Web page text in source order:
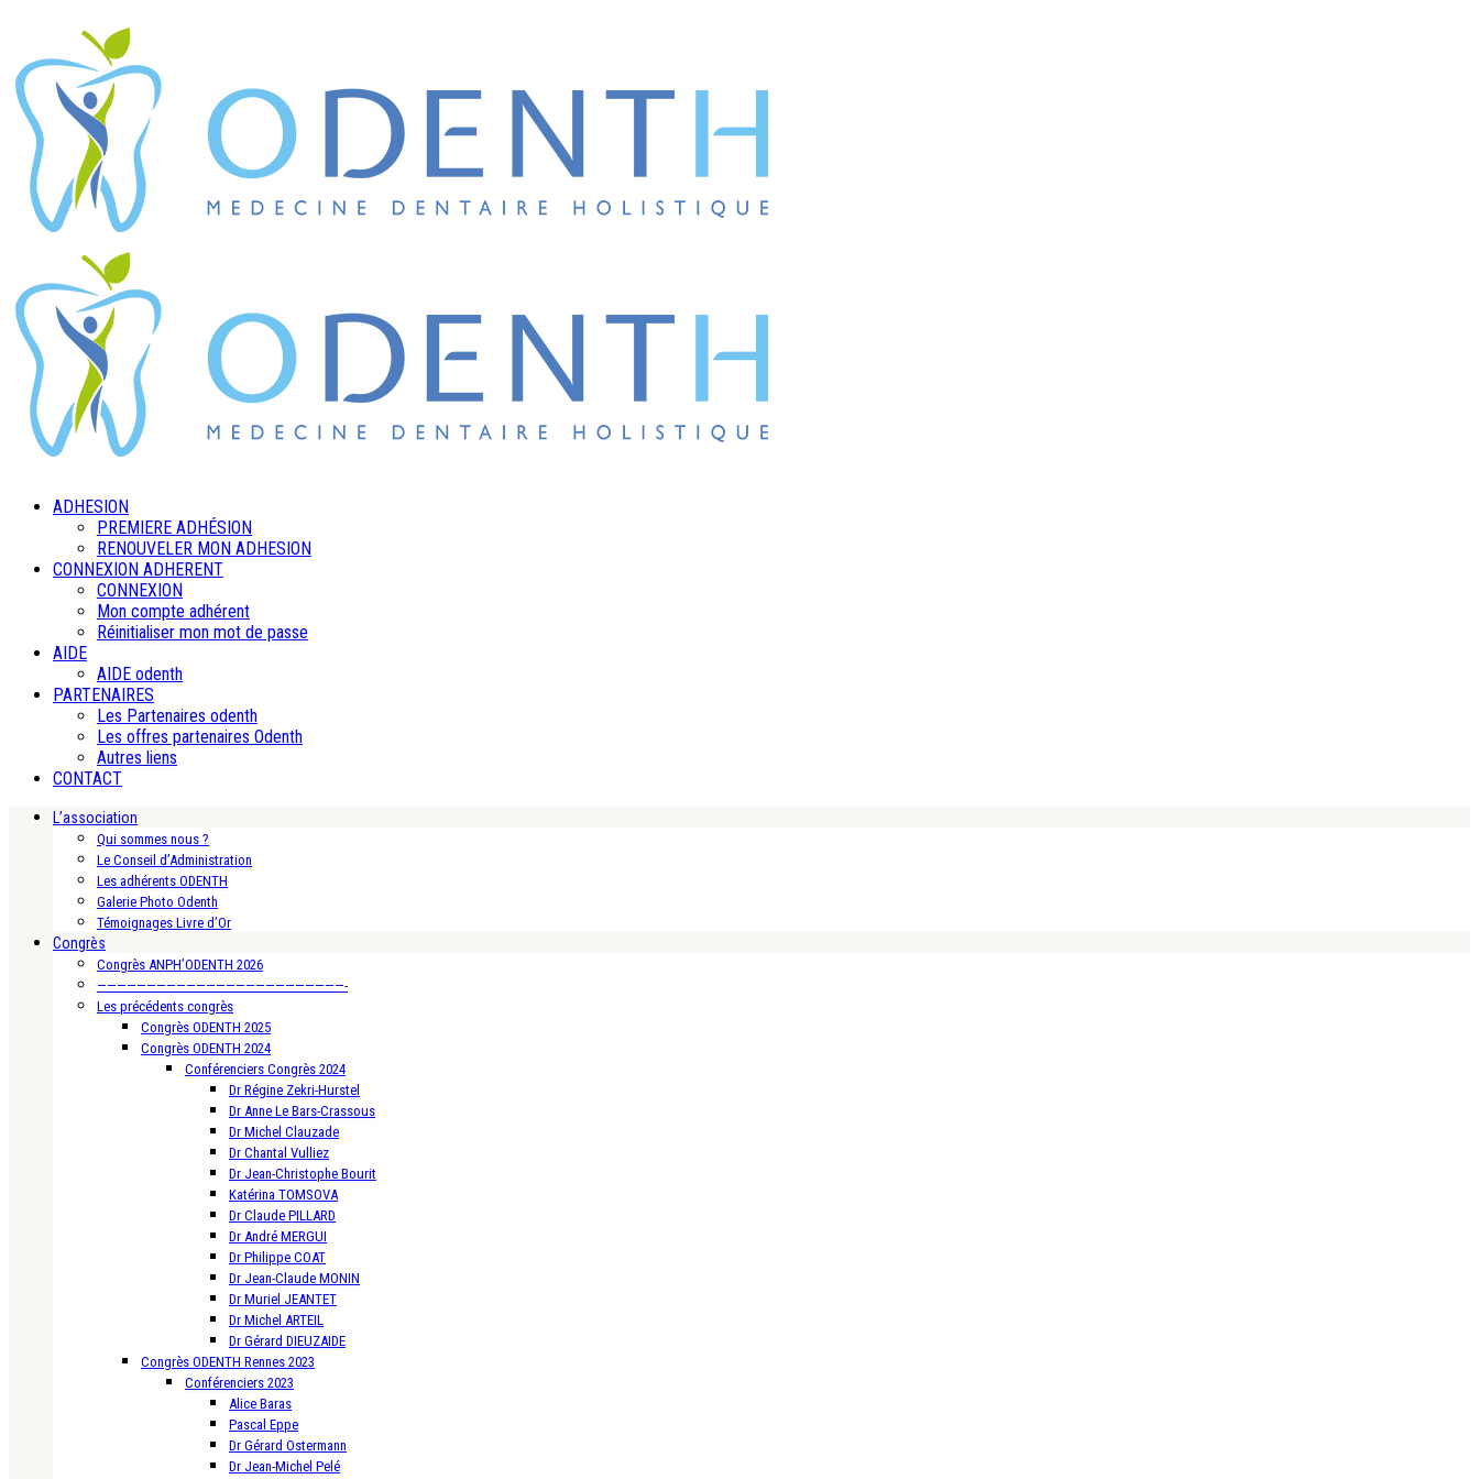
ADHESION
PREMIERE ADHÉSION
RENOUVELER MON ADHESION
CONNEXION ADHERENT
CONNEXION
Mon compte adhérent
Réinitialiser mon mot de passe
AIDE
AIDE odenth
PARTENAIRES
Les Partenaires odenth
Les offres partenaires Odenth
Autres liens
CONTACT
L’association
Qui sommes nous ?
Le Conseil d’Administration
Les adhérents ODENTH
Galerie Photo Odenth
Témoignages Livre d’Or
Congrès
Congrès ANPH’ODENTH 2026
—————————————————————————-
Les précédents congrès
Congrès ODENTH 2025
Congrès ODENTH 2024
Conférenciers Congrès 2024
Dr Régine Zekri-Hurstel
Dr Anne Le Bars-Crassous
Dr Michel Clauzade
Dr Chantal Vulliez
Dr Jean-Christophe Bourit
Katérina TOMSOVA
Dr Claude PILLARD
Dr André MERGUI
Dr Philippe COAT
Dr Jean-Claude MONIN
Dr Muriel JEANTET
Dr Michel ARTEIL
Dr Gérard DIEUZAIDE
Congrès ODENTH Rennes 2023
Conférenciers 2023
Alice Baras
Pascal Eppe
Dr Gérard Ostermann
Dr Jean-Michel Pelé